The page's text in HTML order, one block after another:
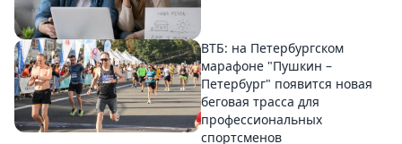
ВТБ: на Петербургском
марафоне "Пушкин –
Петербург" появится новая
беговая трасса для
профессиональных
спортсменов